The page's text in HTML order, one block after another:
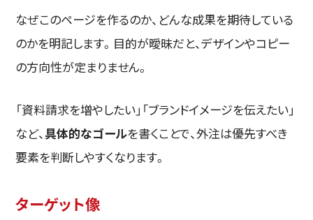
なぜこのページを作るのか、どんな成果を期待している
のかを明記します。目的が曖昧だと、デザインやコピー
の方向性が定まりません。
「資料請求を増やしたい」「ブランドイメージを伝えたい」
など、 具体的なゴールを書くことで、外注は優先すべき
要素を判断しやすくなります。
ターゲット像